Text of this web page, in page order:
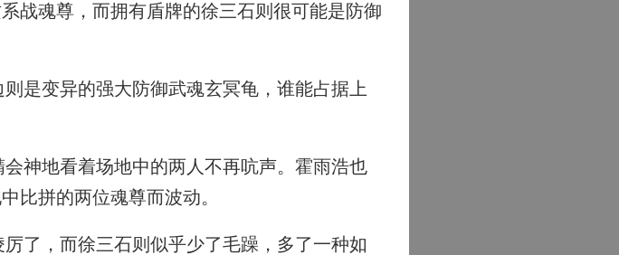
战魂尊，而拥有盾牌的徐三石则很可能是防御
是变异的强大防御武魂玄冥龟，谁能占据上
神地看着场地中的两人不再吭声。霍雨浩也
比拼的两位魂尊而波动。
了，而徐三石则似乎少了毛躁，多了一种如